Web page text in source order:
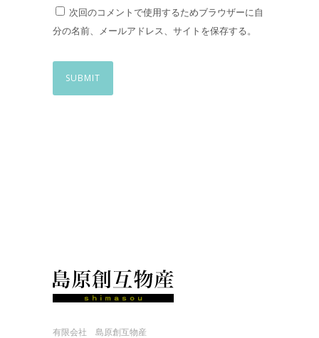
次回のコメントで使用するためブラウザーに自
分の名前、メールアドレス、サイトを保存する。
有限会社 島原創互物産